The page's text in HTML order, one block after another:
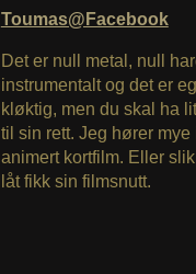
Toumas@Facebook
Det er null metal, null
instrumentalt og det er
kløktig, men du skal ha
til sin rett. Jeg hører
animert kortfilm. Eller slik
låt fikk sin filmsnutt.